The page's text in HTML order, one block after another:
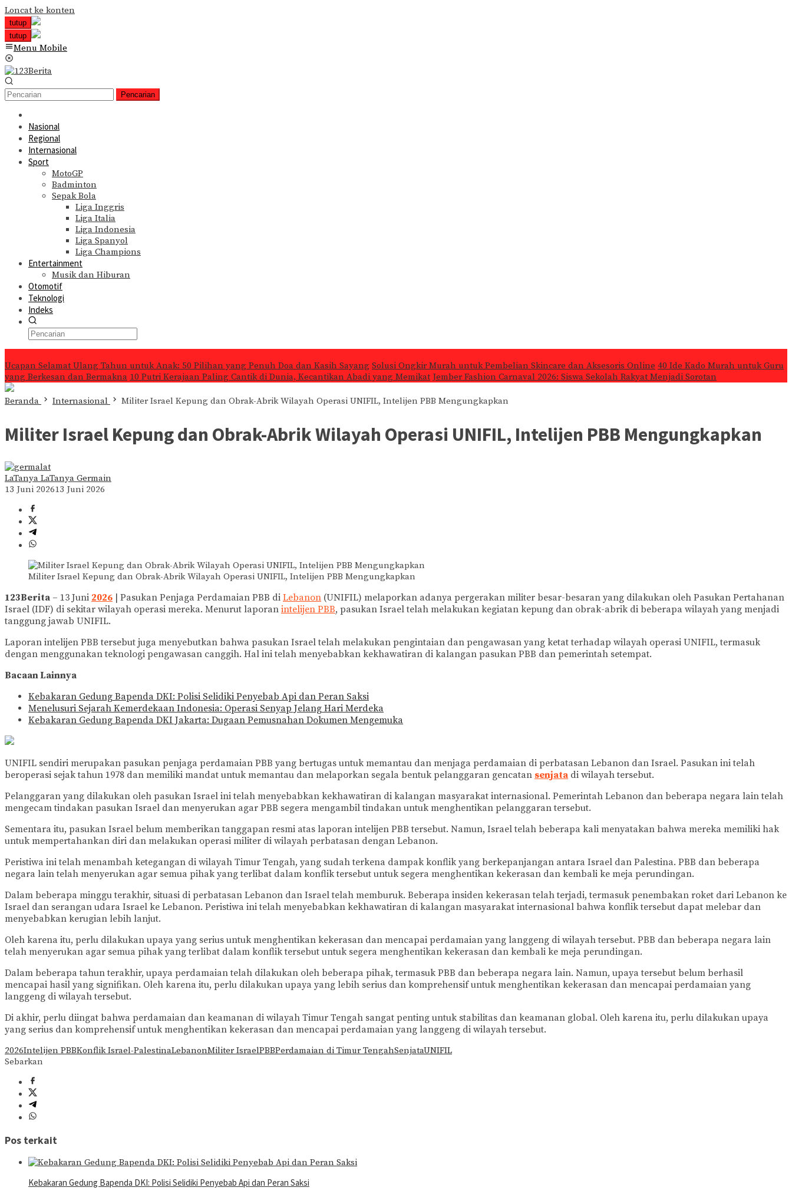
Loncat ke konten
tutup
tutup
Menu Mobile
Pencarian
Nasional
Regional
Internasional
Sport
MotoGP
Badminton
Sepak Bola
Liga Inggris
Liga Italia
Liga Indonesia
Liga Spanyol
Liga Champions
Entertainment
Musik dan Hiburan
Otomotif
Teknologi
Indeks
Ucapan Selamat Ulang Tahun untuk Anak: 50 Pilihan yang Penuh Doa dan Kasih Sayang Solusi Ongkir Murah untuk Pembelian Skincare dan Aksesoris Online 40 Ide Kado Murah untuk Guru
yang Berkesan dan Bermakna 10 Putri Kerajaan Paling Cantik di Dunia, Kecantikan Abadi yang Memikat Jember Fashion Carnaval 2026: Siswa Sekolah Rakyat Menjadi Sorotan
Beranda Internasional Militer Israel Kepung dan Obrak-Abrik Wilayah Operasi UNIFIL, Intelijen PBB Mengungkapkan
Militer Israel Kepung dan Obrak-Abrik Wilayah Operasi UNIFIL, Intelijen PBB Mengungkapkan
LaTanya LaTanya Germain
13 Juni 202613 Juni 2026
Militer Israel Kepung dan Obrak-Abrik Wilayah Operasi UNIFIL, Intelijen PBB Mengungkapkan
123Berita – 13 Juni 2026 | Pasukan Penjaga Perdamaian PBB di Lebanon (UNIFIL) melaporkan adanya pergerakan militer besar-besaran yang dilakukan oleh Pasukan Pertahanan
Israel (IDF) di sekitar wilayah operasi mereka. Menurut laporan intelijen PBB, pasukan Israel telah melakukan kegiatan kepung dan obrak-abrik di beberapa wilayah yang menjadi
tanggung jawab UNIFIL.
Laporan intelijen PBB tersebut juga menyebutkan bahwa pasukan Israel telah melakukan pengintaian dan pengawasan yang ketat terhadap wilayah operasi UNIFIL, termasuk
dengan menggunakan teknologi pengawasan canggih. Hal ini telah menyebabkan kekhawatiran di kalangan pasukan PBB dan pemerintah setempat.
Bacaan Lainnya
Kebakaran Gedung Bapenda DKI: Polisi Selidiki Penyebab Api dan Peran Saksi
Menelusuri Sejarah Kemerdekaan Indonesia: Operasi Senyap Jelang Hari Merdeka
Kebakaran Gedung Bapenda DKI Jakarta: Dugaan Pemusnahan Dokumen Mengemuka
UNIFIL sendiri merupakan pasukan penjaga perdamaian PBB yang bertugas untuk memantau dan menjaga perdamaian di perbatasan Lebanon dan Israel. Pasukan ini telah
beroperasi sejak tahun 1978 dan memiliki mandat untuk memantau dan melaporkan segala bentuk pelanggaran gencatan senjata di wilayah tersebut.
Pelanggaran yang dilakukan oleh pasukan Israel ini telah menyebabkan kekhawatiran di kalangan masyarakat internasional. Pemerintah Lebanon dan beberapa negara lain telah
mengecam tindakan pasukan Israel dan menyerukan agar PBB segera mengambil tindakan untuk menghentikan pelanggaran tersebut.
Sementara itu, pasukan Israel belum memberikan tanggapan resmi atas laporan intelijen PBB tersebut. Namun, Israel telah beberapa kali menyatakan bahwa mereka memiliki hak
untuk mempertahankan diri dan melakukan operasi militer di wilayah perbatasan dengan Lebanon.
Peristiwa ini telah menambah ketegangan di wilayah Timur Tengah, yang sudah terkena dampak konflik yang berkepanjangan antara Israel dan Palestina. PBB dan beberapa
negara lain telah menyerukan agar semua pihak yang terlibat dalam konflik tersebut untuk segera menghentikan kekerasan dan kembali ke meja perundingan.
Dalam beberapa minggu terakhir, situasi di perbatasan Lebanon dan Israel telah memburuk. Beberapa insiden kekerasan telah terjadi, termasuk penembakan roket dari Lebanon ke
Israel dan serangan udara Israel ke Lebanon. Peristiwa ini telah menyebabkan kekhawatiran di kalangan masyarakat internasional bahwa konflik tersebut dapat melebar dan
menyebabkan kerugian lebih lanjut.
Oleh karena itu, perlu dilakukan upaya yang serius untuk menghentikan kekerasan dan mencapai perdamaian yang langgeng di wilayah tersebut. PBB dan beberapa negara lain
telah menyerukan agar semua pihak yang terlibat dalam konflik tersebut untuk segera menghentikan kekerasan dan kembali ke meja perundingan.
Dalam beberapa tahun terakhir, upaya perdamaian telah dilakukan oleh beberapa pihak, termasuk PBB dan beberapa negara lain. Namun, upaya tersebut belum berhasil
mencapai hasil yang signifikan. Oleh karena itu, perlu dilakukan upaya yang lebih serius dan komprehensif untuk menghentikan kekerasan dan mencapai perdamaian yang
langgeng di wilayah tersebut.
Di akhir, perlu diingat bahwa perdamaian dan keamanan di wilayah Timur Tengah sangat penting untuk stabilitas dan keamanan global. Oleh karena itu, perlu dilakukan upaya
yang serius dan komprehensif untuk menghentikan kekerasan dan mencapai perdamaian yang langgeng di wilayah tersebut.
2026Intelijen PBBKonflik Israel-PalestinaLebanonMiliter IsraelPBBPerdamaian di Timur TengahSenjataUNIFIL
Sebarkan
Pos terkait
Kebakaran Gedung Bapenda DKI: Polisi Selidiki Penyebab Api dan Peran Saksi